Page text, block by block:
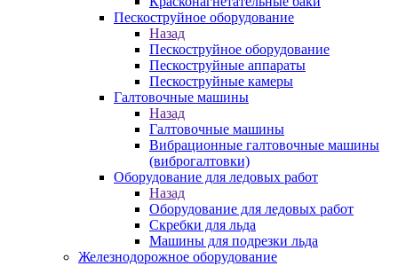
Пескоструйное оборудование
Назад
Пескоструйное оборудование
Пескоструйные аппараты
Пескоструйные камеры
Галтовочные машины
Назад
Галтовочные машины
Вибрационные галтовочные машины
(виброгалтовки)
Оборудование для ледовых работ
Назад
Оборудование для ледовых работ
Скребки для льда
Машины для подрезки льда
Железнодорожное оборудование